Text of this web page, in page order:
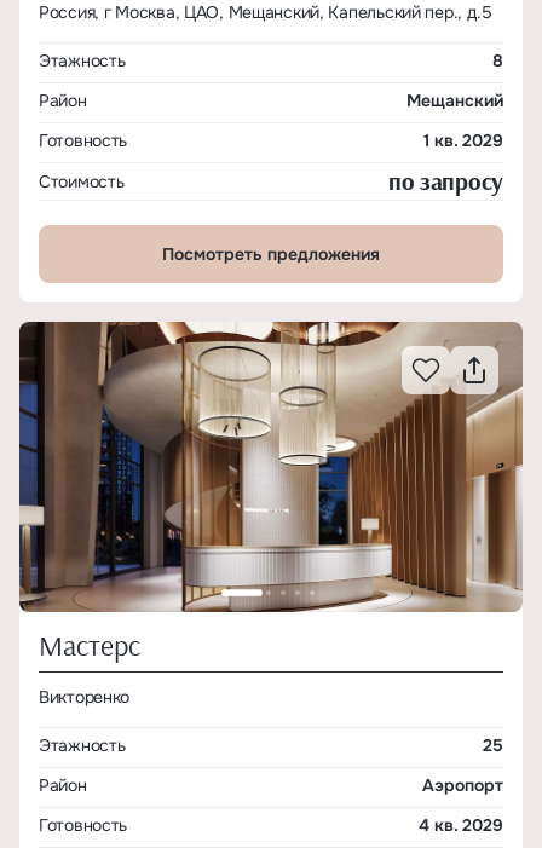
Россия, г Москва, ЦАО, Мещанский, Капельский пер., д.5
Этажность
8
Район
Мещанский
Готовность
1 кв. 2029
Стоимость
по запросу
Посмотреть предложения
Мастерс
Викторенко
Этажность
25
Район
Аэропорт
Готовность
4 кв. 2029